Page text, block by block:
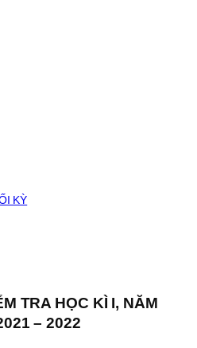
KỲ
TRA HỌC KÌ I, NĂM
– 2022